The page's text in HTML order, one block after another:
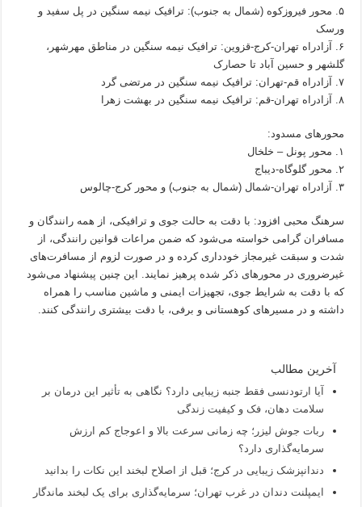
۵. محور فیروزکوه (شمال به جنوب): ترافیک نیمه سنگین در پل سفید و
ورسک
۶. آزادراه تهران-کرج-قزوین: ترافیک نیمه سنگین در مناطق مهرشهر،
گلشهر و حسین آباد تا حصارک
۷. آزادراه قم-تهران: ترافیک نیمه سنگین در مرتضی گرد
۸. آزادراه تهران-قم: ترافیک نیمه سنگین در بهشت زهرا
محورهای مسدود:
۱. محور پونل – خلخال
۲. محور گلوگاه-دیباج
۳. آزادراه تهران-شمال (شمال به جنوب) و محور کرج-چالوس
سرهنگ محبی افزود: با دقت به حالت جوی و ترافیکی، از همه رانندگان و
مسافران گرامی خواسته می‌شود که ضمن مراعات قوانین رانندگی، از
شدت و سبقت غیرمجاز خودداری کرده و در صورت لزوم از مسافرت‌های
غیرضروری در محورهای ذکر شده پرهیز نمایند. این چنین پیشنهاد می‌شود
که با دقت به شرایط جوی، تجهیزات ایمنی و ماشین مناسب را همراه
داشته و در مسیرهای کوهستانی و برفی، با دقت بیشتری رانندگی کنند.
آخرین مطالب
آیا ارتودنسی فقط جنبه زیبایی دارد؟ نگاهی به تأثیر این درمان بر
سلامت دهان، فک و کیفیت زندگی
ربات جوش لیزر؛ چه زمانی سرعت بالا و اعوجاج کم ارزش
سرمایه‌گذاری دارد؟
دندانپزشک زیبایی در کرج؛ قبل از اصلاح لبخند این نکات را بدانید
ایمپلنت دندان در غرب تهران؛ سرمایه‌گذاری برای یک لبخند ماندگار